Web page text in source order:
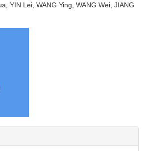
YIN Lei, WANG Ying, WANG Wei, JIANG